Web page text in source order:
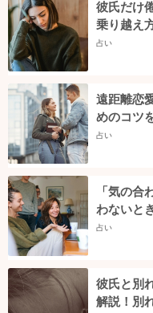
彼氏だけ
乗り越え
占い
遠距離恋
めのコツ
占い
「気の
わないと
占い
彼氏と別
解説！別